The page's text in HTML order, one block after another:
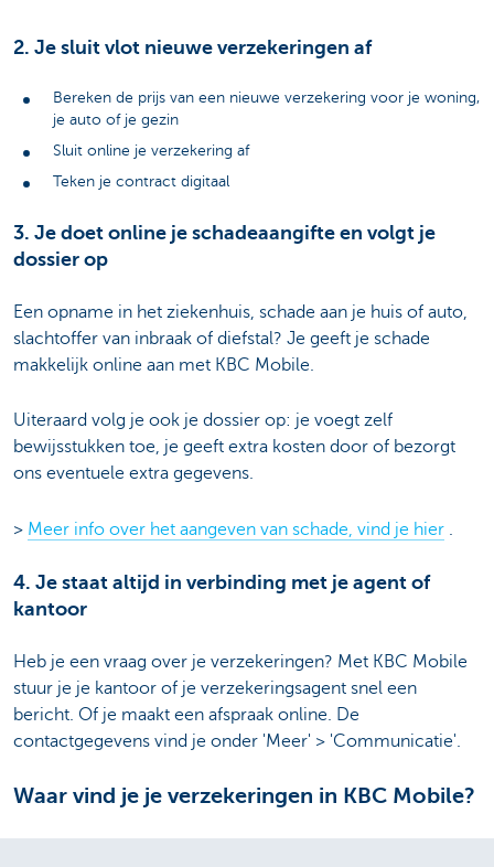
2. Je sluit vlot nieuwe verzekeringen af
Bereken de prijs van een nieuwe verzekering voor je woning,
je auto of je gezin
Sluit online je verzekering af
Teken je contract digitaal
3. Je doet online je schadeaangifte en volgt je
dossier op
Een opname in het ziekenhuis, schade aan je huis of auto,
slachtoffer van inbraak of diefstal? Je geeft je schade
makkelijk online aan met KBC Mobile.
Uiteraard volg je ook je dossier op: je voegt zelf
bewijsstukken toe, je geeft extra kosten door of bezorgt
ons eventuele extra gegevens.
> Meer info over het aangeven van schade, vind je hier
4. Je staat altijd in verbinding met je agent of
kantoor
Heb je een vraag over je verzekeringen? Met KBC Mobile
stuur je je kantoor of je verzekeringsagent snel een
bericht. Of je maakt een afspraak online. De
contactgegevens vind je onder 'Meer' > 'Communicatie'.
Waar vind je je verzekeringen in KBC Mobile?